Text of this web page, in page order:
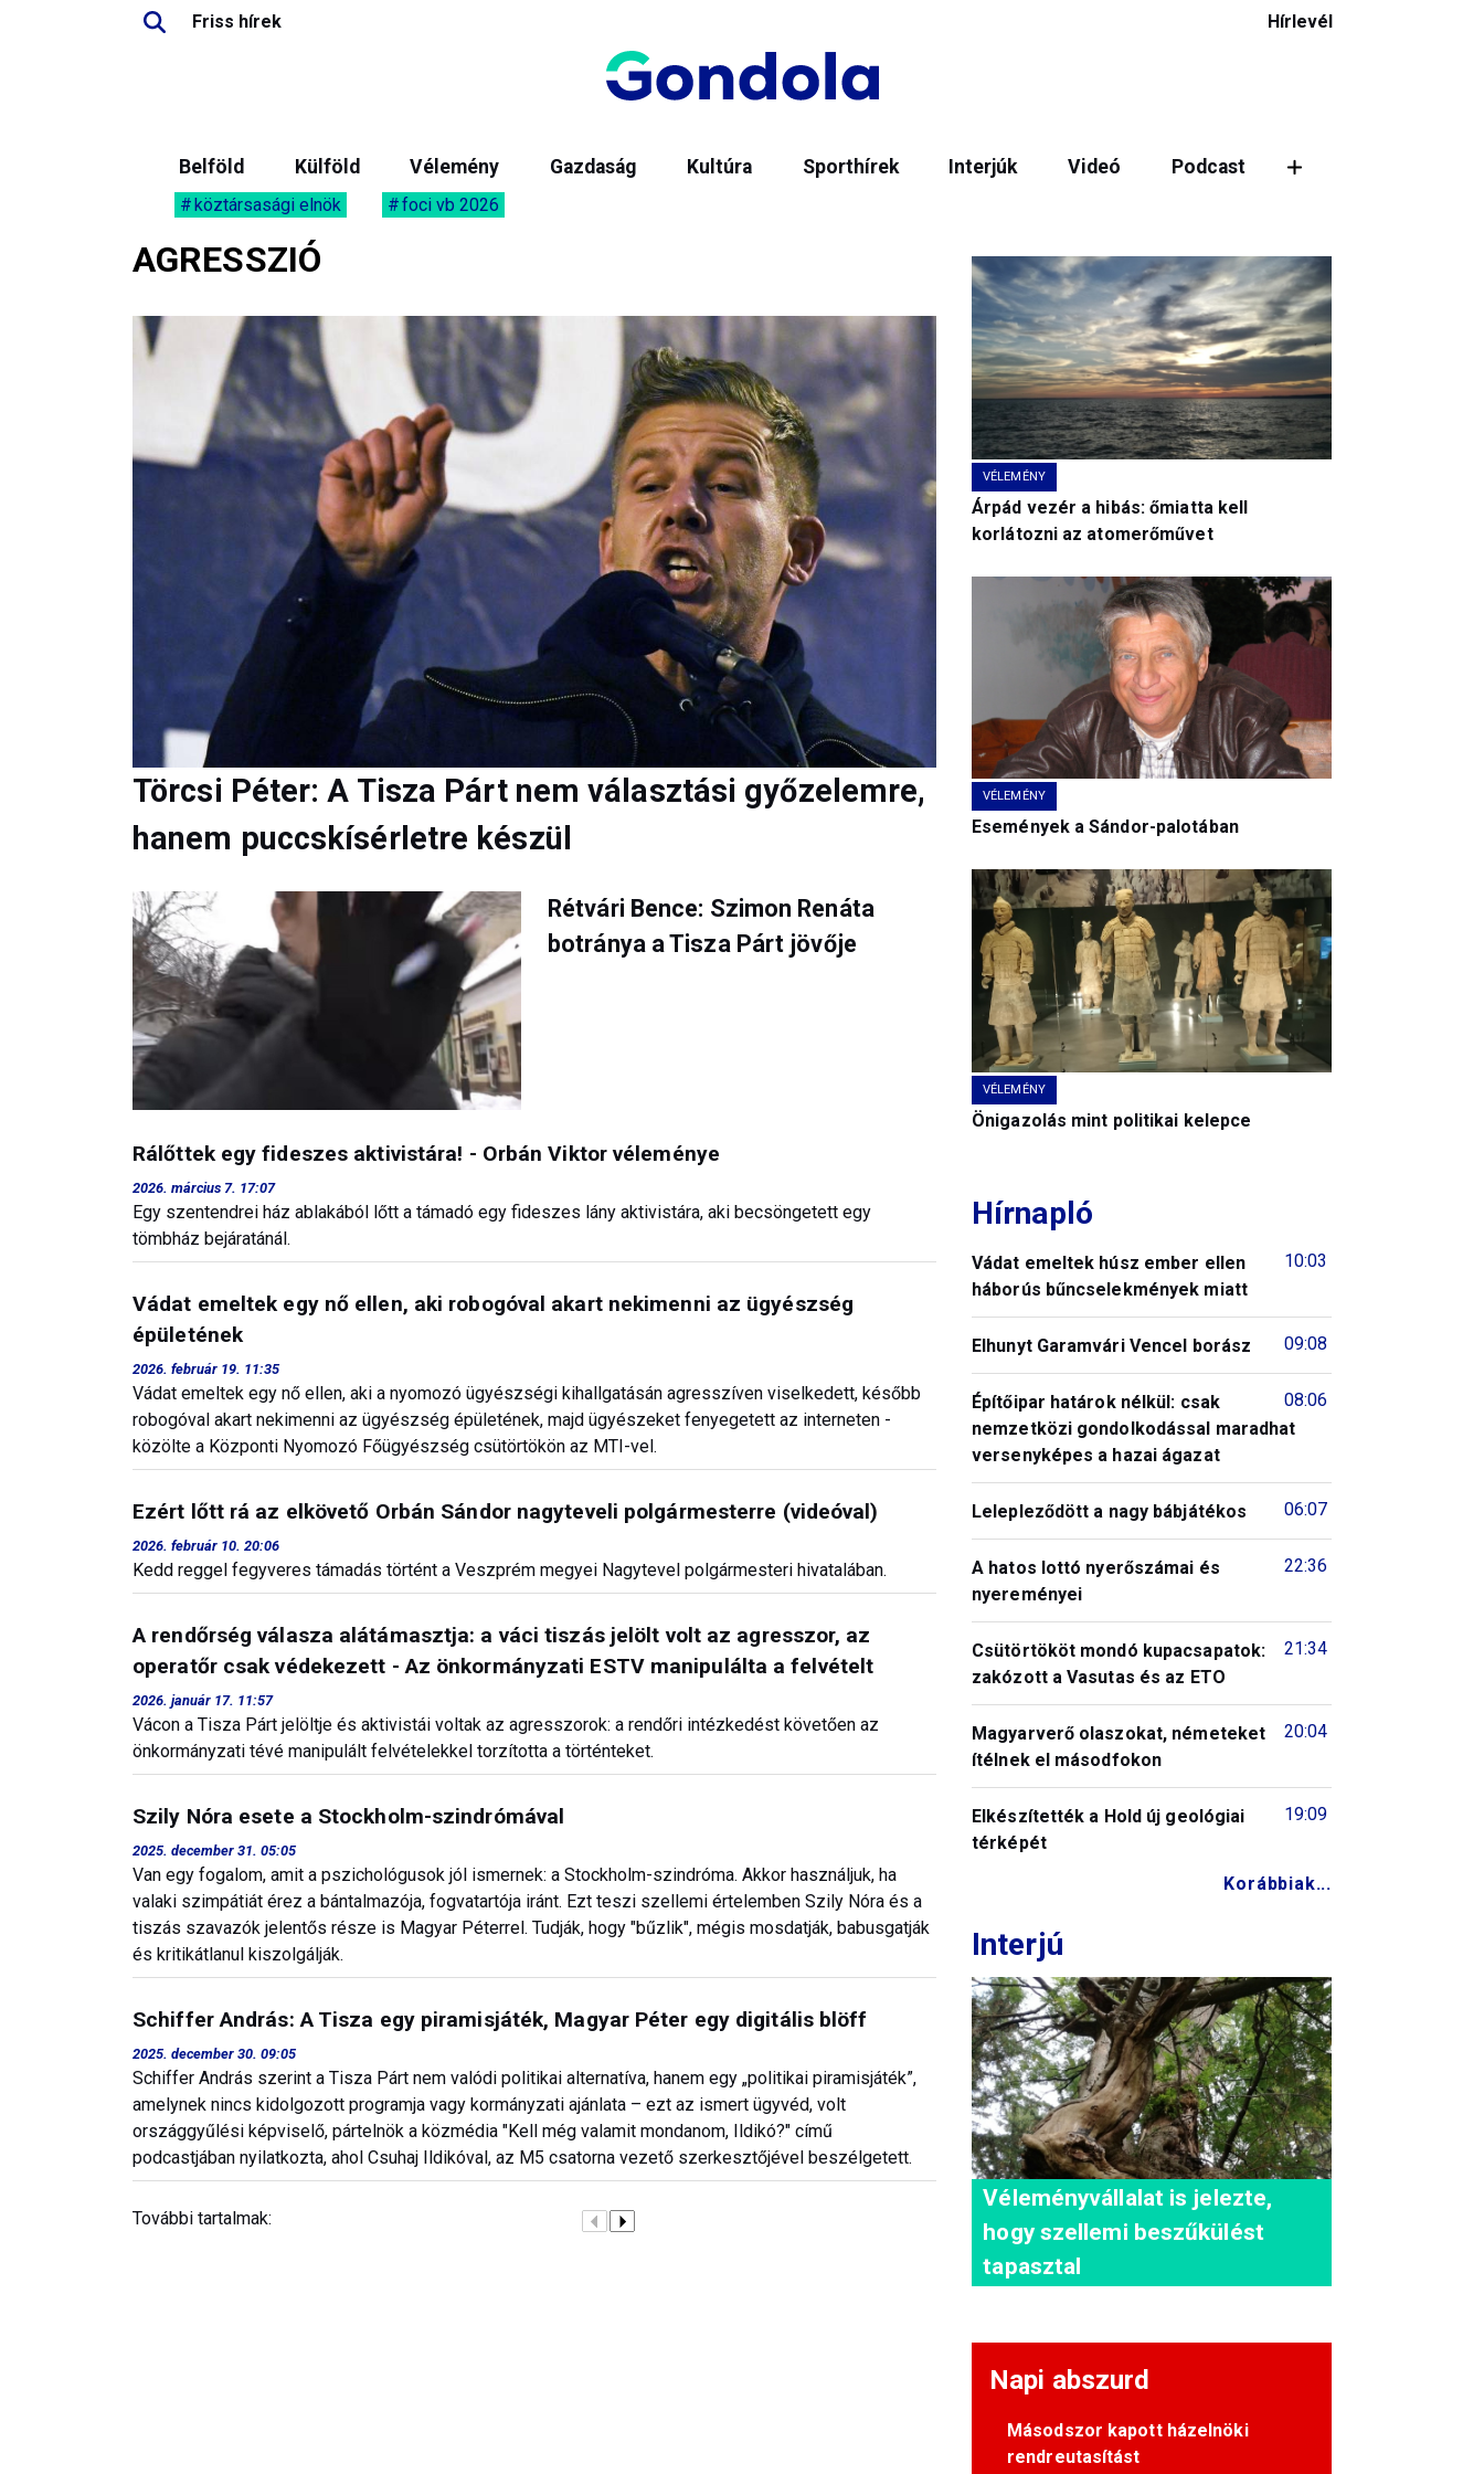
Friss hírek Hírlevél
Belföld Külföld Vélemény Gazdaság Kultúra Sporthírek Interjúk Videó Podcast
köztársasági elnök foci vb 2026
AGRESSZIÓ
Törcsi Péter: A Tisza Párt nem választási győzelemre,
hanem puccskísérletre készül
Rétvári Bence: Szimon Renáta
botránya a Tisza Párt jövője
Rálőttek egy fideszes aktivistára! - Orbán Viktor véleménye
2026. március 7. 17:07
Egy szentendrei ház ablakából lőtt a támadó egy fideszes lány aktivistára, aki becsöngetett egy
tömbház bejáratánál.
Vádat emeltek egy nő ellen, aki robogóval akart nekimenni az ügyészség
épületének
2026. február 19. 11:35
Vádat emeltek egy nő ellen, aki a nyomozó ügyészségi kihallgatásán agresszíven viselkedett, később
robogóval akart nekimenni az ügyészség épületének, majd ügyészeket fenyegetett az interneten -
közölte a Központi Nyomozó Főügyészség csütörtökön az MTI-vel.
Ezért lőtt rá az elkövető Orbán Sándor nagyteveli polgármesterre (videóval)
2026. február 10. 20:06
Kedd reggel fegyveres támadás történt a Veszprém megyei Nagytevel polgármesteri hivatalában.
A rendőrség válasza alátámasztja: a váci tiszás jelölt volt az agresszor, az
operatőr csak védekezett - Az önkormányzati ESTV manipulálta a felvételt
2026. január 17. 11:57
Vácon a Tisza Párt jelöltje és aktivistái voltak az agresszorok: a rendőri intézkedést követően az
önkormányzati tévé manipulált felvételekkel torzította a történteket.
Szily Nóra esete a Stockholm-szindrómával
2025. december 31. 05:05
Van egy fogalom, amit a pszichológusok jól ismernek: a Stockholm-szindróma. Akkor használjuk, ha
valaki szimpátiát érez a bántalmazója, fogvatartója iránt. Ezt teszi szellemi értelemben Szily Nóra és a
tiszás szavazók jelentős része is Magyar Péterrel. Tudják, hogy "bűzlik", mégis mosdatják, babusgatják
és kritikátlanul kiszolgálják.
Schiffer András: A Tisza egy piramisjáték, Magyar Péter egy digitális blöff
2025. december 30. 09:05
Schiffer András szerint a Tisza Párt nem valódi politikai alternatíva, hanem egy „politikai piramisjáték”,
amelynek nincs kidolgozott programja vagy kormányzati ajánlata – ezt az ismert ügyvéd, volt
országgyűlési képviselő, pártelnök a közmédia "Kell még valamit mondanom, Ildikó?" című
podcastjában nyilatkozta, ahol Csuhaj Ildikóval, az M5 csatorna vezető szerkesztőjével beszélgetett.
További tartalmak:
VÉLEMÉNY
Árpád vezér a hibás: őmiatta kell
korlátozni az atomerőművet
VÉLEMÉNY
Események a Sándor-palotában
VÉLEMÉNY
Önigazolás mint politikai kelepce
Hírnapló
10:03
Vádat emeltek húsz ember ellen
háborús bűncselekmények miatt
09:08
Elhunyt Garamvári Vencel borász
08:06
Építőipar határok nélkül: csak
nemzetközi gondolkodással maradhat
versenyképes a hazai ágazat
06:07
Lelepleződött a nagy bábjátékos
22:36
A hatos lottó nyerőszámai és
nyereményei
21:34
Csütörtököt mondó kupacsapatok:
zakózott a Vasutas és az ETO
20:04
Magyarverő olaszokat, németeket
ítélnek el másodfokon
19:09
Elkészítették a Hold új geológiai
térképét
Korábbiak...
Interjú
Véleményvállalat is jelezte,
hogy szellemi beszűkülést
tapasztal
Napi abszurd
Másodszor kapott házelnöki
rendreutasítást